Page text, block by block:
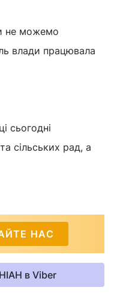
не можемо
влади працювала
сьогодні
сільських рад, а
НАС
в Viber